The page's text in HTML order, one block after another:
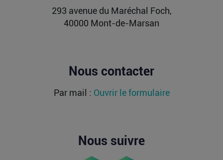
Lire la suite293 avenue du Maréchal Foch,
40000 Mont-de-Marsan
Nous contacter
Par mail : Ouvrir le formulaire
Nous suivre